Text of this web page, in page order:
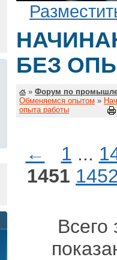
БЕЗ
» Форум по
Обменяемся опытом »
опыта работы
← 1 ...
1451
Всего